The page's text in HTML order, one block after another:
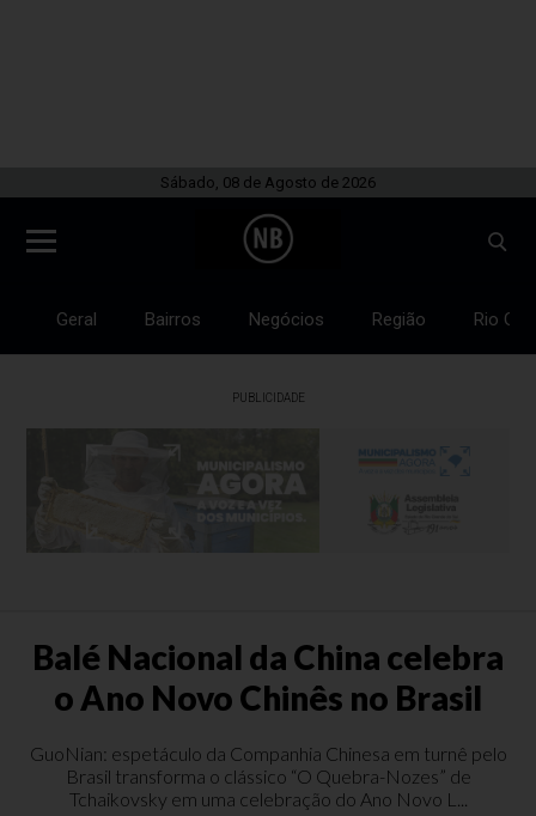
Sábado, 08 de Agosto de 2026
Geral Bairros Negócios Região Rio
PUBLICIDADE
Balé Nacional da China celebra
o Ano Novo Chinês no Brasil
GuoNian: espetáculo da Companhia Chinesa em turnê pelo
Brasil transforma o clássico “O Quebra-Nozes” de
Tchaikovsky em uma celebração do Ano Novo L...